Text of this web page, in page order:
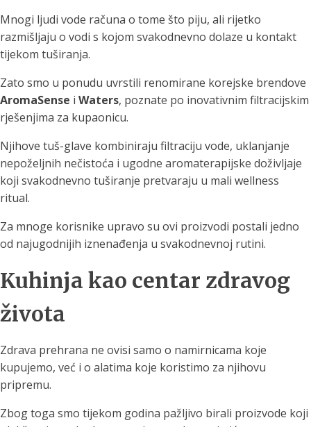
Mnogi ljudi vode računa o tome što piju, ali rijetko
razmišljaju o vodi s kojom svakodnevno dolaze u kontakt
tijekom tuširanja.
Zato smo u ponudu uvrstili renomirane korejske brendove
AromaSense i Waters, poznate po inovativnim filtracijskim
rješenjima za kupaonicu.
Njihove tuš-glave kombiniraju filtraciju vode, uklanjanje
nepoželjnih nečistoća i ugodne aromaterapijske doživljaje
koji svakodnevno tuširanje pretvaraju u mali wellness
ritual.
Za mnoge korisnike upravo su ovi proizvodi postali jedno
od najugodnijih iznenađenja u svakodnevnoj rutini.
Kuhinja kao centar zdravog
života
Zdrava prehrana ne ovisi samo o namirnicama koje
kupujemo, već i o alatima koje koristimo za njihovu
pripremu.
Zbog toga smo tijekom godina pažljivo birali proizvode koji